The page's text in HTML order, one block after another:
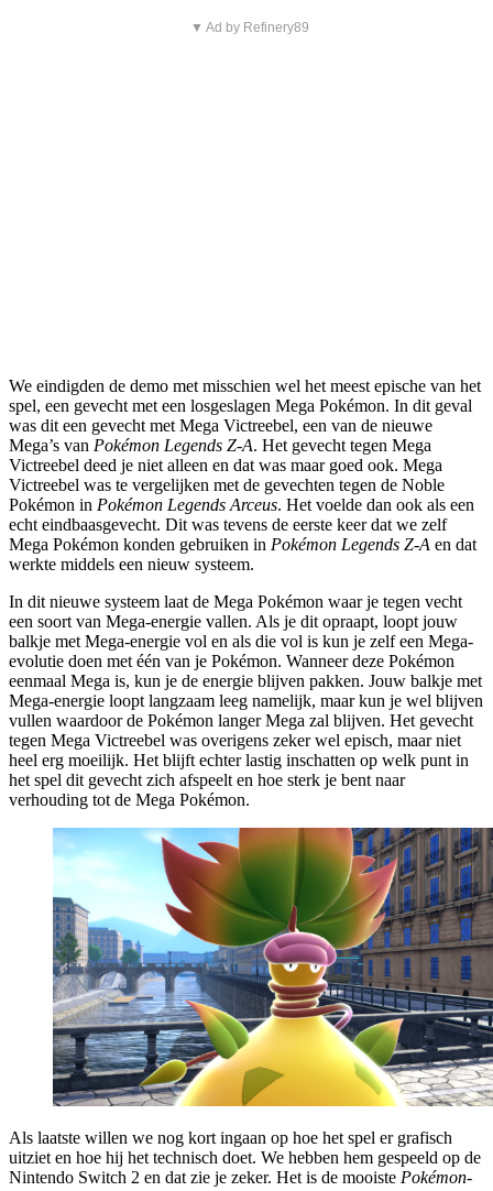
▼ Ad by Refinery89
We eindigden de demo met misschien wel het meest epische van het
spel, een gevecht met een losgeslagen Mega Pokémon. In dit geval
was dit een gevecht met Mega Victreebel, een van de nieuwe
Mega’s van Pokémon Legends Z-A. Het gevecht tegen Mega
Victreebel deed je niet alleen en dat was maar goed ook. Mega
Victreebel was te vergelijken met de gevechten tegen de Noble
Pokémon in Pokémon Legends Arceus. Het voelde dan ook als een
echt eindbaasgevecht. Dit was tevens de eerste keer dat we zelf
Mega Pokémon konden gebruiken in Pokémon Legends Z-A en dat
werkte middels een nieuw systeem.
In dit nieuwe systeem laat de Mega Pokémon waar je tegen vecht
een soort van Mega-energie vallen. Als je dit opraapt, loopt jouw
balkje met Mega-energie vol en als die vol is kun je zelf een Mega-
evolutie doen met één van je Pokémon. Wanneer deze Pokémon
eenmaal Mega is, kun je de energie blijven pakken. Jouw balkje met
Mega-energie loopt langzaam leeg namelijk, maar kun je wel blijven
vullen waardoor de Pokémon langer Mega zal blijven. Het gevecht
tegen Mega Victreebel was overigens zeker wel episch, maar niet
heel erg moeilijk. Het blijft echter lastig inschatten op welk punt in
het spel dit gevecht zich afspeelt en hoe sterk je bent naar
verhouding tot de Mega Pokémon.
Als laatste willen we nog kort ingaan op hoe het spel er grafisch
uitziet en hoe hij het technisch doet. We hebben hem gespeeld op de
Nintendo Switch 2 en dat zie je zeker. Het is de mooiste Pokémon-